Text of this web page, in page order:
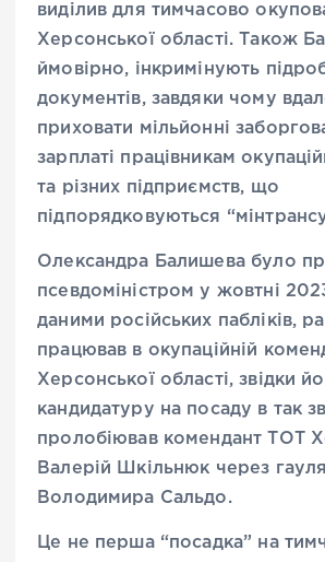
виділив для тимчасово
Херсонської області. Також
ймовірно, інкримінують
документів, завдяки чому
приховати мільйонні
зарплаті працівникам
та різних підприємств, що
підпорядковуються
Олександра Балишева було
псевдоміністром у жовтні
даними російських пабліків,
працював в окупаційній
Херсонської області, звідки
кандидатуру на посаду в так
пролобіював комендант ТОТ
Валерій Шкільнюк через
Володимира Сальдо.
Це не перша “посадка” на